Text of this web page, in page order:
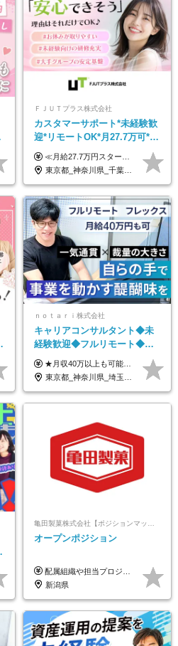
ＦＪＵＴプラス株式会社
カスタマーサポート*未経験歓
迎*リモートOK*月27.7万可*賞
与年2回*転勤なし*連休
OK/ZE010232
≪月給27.7万円スタートも可／賞与年2回≫ ■月給21万円～27.7万円＋各種手当＋賞与年2回 ※給与は勤務地に応じて変更します ※年齢や経験・スキルなどを考慮して決定します ※時間外手当は全額支給 ※上記は初年度の月給となります ※試用期間3ヶ月（その他待遇に差異はありません） 【固定残業代について】 なし（残業代は、実際の労働時間に応じて別途全額支給）
東京都_神奈川県_千葉県_大阪府_愛知県_北海道_長野県_石川県_広島県_福岡県
ｎｏｔａｒｉ株式会社
キャリアコンサルタント◆未
経験歓迎◆フルリモート◆フ
レックス制◆10時出勤・16時
退勤も可◆残業月10時間以内
★月収40万以上も可能！ ★能力・スキル・経験を考慮した年収額を設定します ■月給20万円～40万円＋決算賞与 ※経験・スキルを考慮のうえ決定します ※給与にはみなし残業代40時間分を含む。そのほか詳細に関しては別途面接時にご説明します ※試用期間3ヵ月あり。期間中の雇用形態・条件などに差異はありません
東京都_神奈川県_埼玉県_千葉県_大阪府_愛知県_北海道_青森県_岩手県_宮城県_秋田県_山形県_福島県_茨城県_栃木県_群馬県_新潟県_山梨県_長野県_富山県_石川県_福井県_静岡県_岐阜県_三重県_兵庫県_京都府_滋賀県_奈良県_和歌山県_広島県_岡山県_鳥取県_島根県_山口県_徳島県_香川県_愛媛県_高知県_福岡県_熊本県_佐賀県_長崎県_大分県_宮崎県_鹿児島県_沖縄県
オープンポジション
配属組織や担当プロジェクトにより異なります。 想定年収：400万円～1000万円 ※ご経験やスキルに応じて決定します。 ※上記想定年収はあくまでも目安の金額であり、 選考を通じて上下する可能性があります。
新潟県